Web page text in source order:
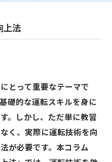
上法
とって重要なテーマで
礎的な運転スキルを身に
。しかし、ただ単に教習
く、実際に運転技術を向
が必要です。本コラム